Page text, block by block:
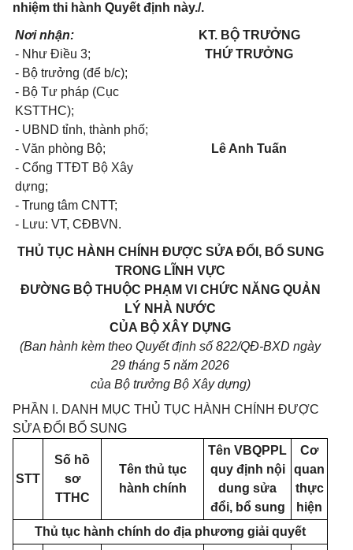
nhiệm thi hành Quyết định này./.
Nơi nhận:
- Như Điều 3;
- Bộ trưởng (để b/c);
- Bộ Tư pháp (Cục
KSTTHC);
- UBND tỉnh, thành phố;
- Văn phòng Bộ;
- Cổng TTĐT Bộ Xây
dựng;
- Trung tâm CNTT;
- Lưu: VT, CĐBVN.
KT. BỘ TRƯỞNG
THỨ TRƯỞNG
Lê Anh Tuấn
THỦ TỤC HÀNH CHÍNH ĐƯỢC SỬA ĐỔI, BỔ SUNG
TRONG LĨNH VỰC
ĐƯỜNG BỘ THUỘC PHẠM VI CHỨC NĂNG QUẢN
LÝ NHÀ NƯỚC
CỦA BỘ XÂY DỰNG
(Ban hành kèm theo Quyết định số 822/QĐ-BXD ngày
29 tháng 5 năm 2026
của Bộ trưởng Bộ Xây dựng)
PHẦN I. DANH MỤC THỦ TỤC HÀNH CHÍNH ĐƯỢC
SỬA ĐỔI BỔ SUNG
STT
Số hồ
sơ
TTHC
Tên thủ tục
hành chính
Tên VBQPPL
quy định nội
dung sửa
đổi, bổ sung
Cơ
quan
thực
hiện
Thủ tục hành chính do địa phương giải quyết